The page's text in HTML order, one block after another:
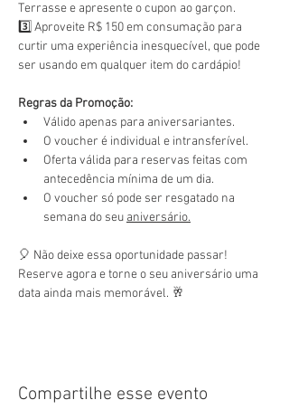
Terrasse e apresente o cupon ao garçon.
3️⃣ Aproveite R$ 150 em consumação para
curtir uma experiência inesquecível, que pode
ser usando em qualquer item do cardápio!
Regras da Promoção:
Válido apenas para aniversariantes.
O voucher é individual e intransferível.
Oferta válida para reservas feitas com
antecedência mínima de um dia.
O voucher só pode ser resgatado na
semana do seu aniversário.
🎈 Não deixe essa oportunidade passar!
Reserve agora e torne o seu aniversário uma
data ainda mais memorável. 🥂
Compartilhe esse evento